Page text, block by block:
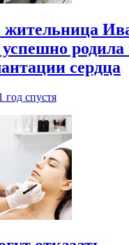
успешно родила
сердца
год спустя